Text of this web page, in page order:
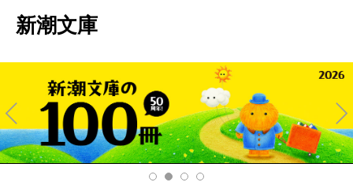
新潮文庫
Pre
v
Ne
xt